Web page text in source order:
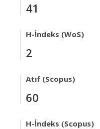
41
H-İndeks (WoS)
2
Atıf (Scopus)
60
H-İndeks (Scopus)